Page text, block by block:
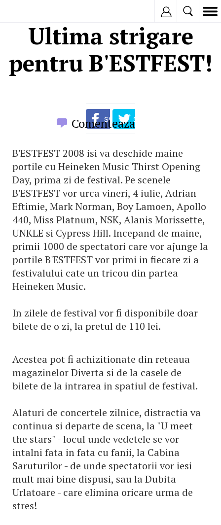
Ultima strigare
pentru B'ESTFEST!
Comenteaza
B'ESTFEST 2008 isi va deschide maine
portile cu Heineken Music Thirst Opening
Day, prima zi de festival. Pe scenele
B'ESTFEST vor urca vineri, 4 iulie, Adrian
Eftimie, Mark Norman, Boy Lamoen, Apollo
440, Miss Platnum, NSK, Alanis Morissette,
UNKLE si Cypress Hill. Incepand de maine,
primii 1000 de spectatori care vor ajunge la
portile B'ESTFEST vor primi in fiecare zi a
festivalului cate un tricou din partea
Heineken Music.
In zilele de festival vor fi disponibile doar
bilete de o zi, la pretul de 110 lei.
Acestea pot fi achizitionate din reteaua
magazinelor Diverta si de la casele de
bilete de la intrarea in spatiul de festival.
Alaturi de concertele zilnice, distractia va
continua si departe de scena, la "U meet
the stars" - locul unde vedetele se vor
intalni fata in fata cu fanii, la Cabina
Saruturilor - de unde spectatorii vor iesi
mult mai bine dispusi, sau la Dubita
Urlatoare - care elimina oricare urma de
stres!